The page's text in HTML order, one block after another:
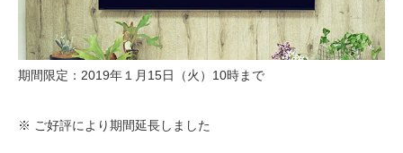
期間限定：2019年１月15日（火）10時まで
※ ご好評により期間延長しました